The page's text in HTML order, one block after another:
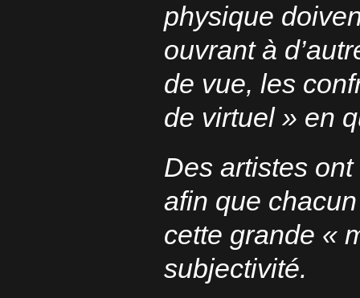
physique
ouvrant à
de vue, les
de virtuel » en
Des artistes
afin que
cette grande «
subjectivité.